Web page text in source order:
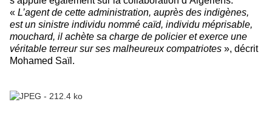
« L’agent de cette administration, auprès des indigènes,
est un sinistre individu nommé caïd, individu méprisable,
mouchard, il achète sa charge de policier et exerce une
véritable terreur sur ses malheureux compatriotes », décrit
Mohamed Saïl.